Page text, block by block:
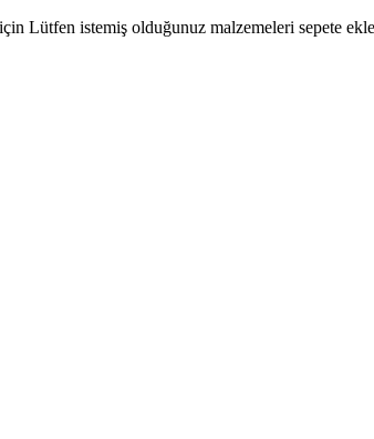
Lütfen istemiş olduğunuz malzemeleri sepete